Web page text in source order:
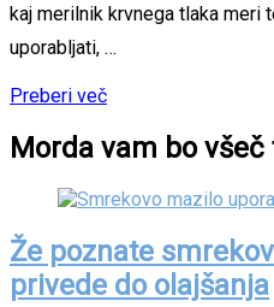
kaj merilnik krvnega tlaka meri
uporabljati, …
Preberi več
Morda vam bo všeč
Že poznate
privede do olajšanja